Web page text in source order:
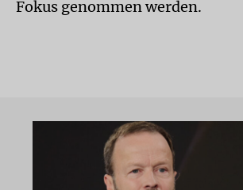
Fokus genommen werden.